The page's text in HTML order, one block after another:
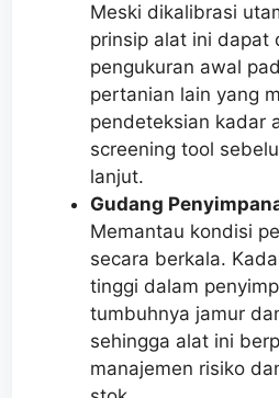
Meski dikalibrasi
prinsip alat ini dapat
pengukuran awal
pertanian lain yang
pendeteksian kadar
screening tool
lanjut.
Gudang
Memantau kondisi
secara berkala.
tinggi dalam
tumbuhnya jamur
sehingga alat ini
manajemen risiko